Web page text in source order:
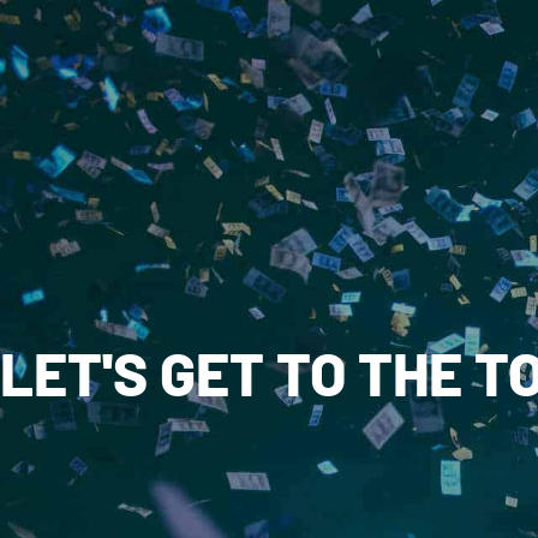
LET'S GET TO THE